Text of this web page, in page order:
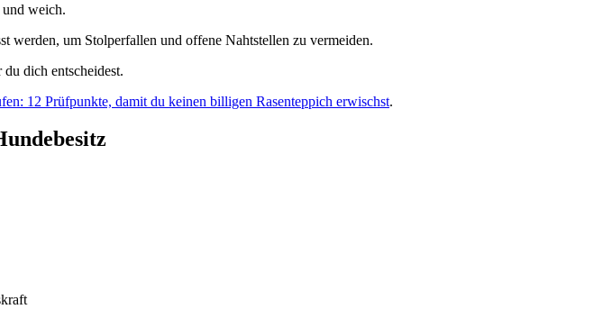
weich.
werden, um Stolperfallen und offene Nahtstellen zu vermeiden.
dich entscheidest.
12 Prüfpunkte, damit du keinen billigen Rasenteppich erwischst.